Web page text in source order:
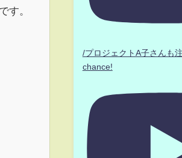
す。
/プロジェクトA子さんも
chance!